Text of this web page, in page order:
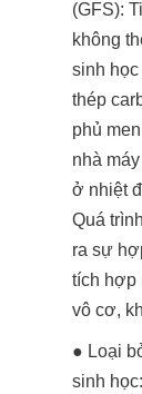
(GFS):
không
sinh
thép
phủ
nhà
ở nhiệt
Quá
ra sự
tích hợp
vô cơ,
● Loại
sinh